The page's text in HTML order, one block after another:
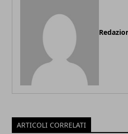
ARTICOLI CORRELATI